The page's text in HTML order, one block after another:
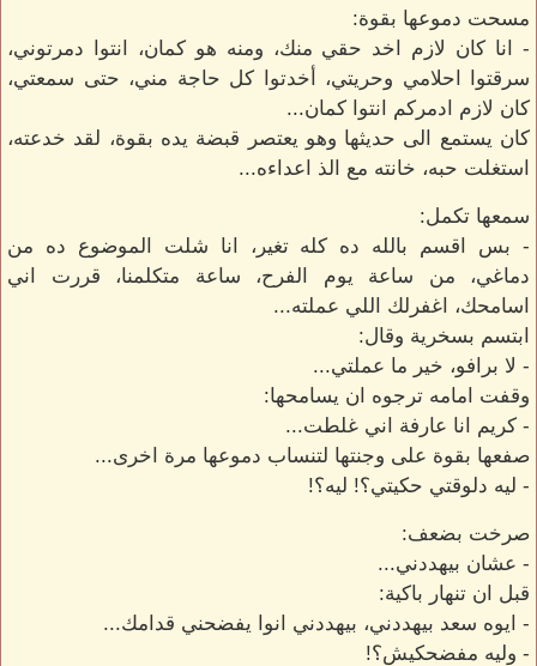
مسحت دموعها بقوة:
- انا كان لازم اخد حقي منك، ومنه هو كمان، انتوا دمرتوني،
سرقتوا احلامي وحريتي، أخدتوا كل حاجة مني، حتى سمعتي،
كان لازم ادمركم انتوا كمان...
كان يستمع الى حديثها وهو يعتصر قبضة يده بقوة، لقد خدعته،
استغلت حبه، خانته مع الذ اعداءه...
سمعها تكمل:
- بس اقسم بالله ده كله تغير، انا شلت الموضوع ده من
دماغي، من ساعة يوم الفرح، ساعة متكلمنا، قررت اني
اسامحك، اغفرلك اللي عملته...
ابتسم بسخرية وقال:
- لا برافو، خير ما عملتي...
وقفت امامه ترجوه ان يسامحها:
- كريم انا عارفة اني غلطت...
صفعها بقوة على وجنتها لتنساب دموعها مرة اخرى...
- ليه دلوقتي حكيتي؟! ليه؟!
صرخت بضعف:
- عشان بيهددني...
قبل ان تنهار باكية:
- ايوه سعد بيهددني، بيهددني انوا يفضحني قدامك...
- وليه مفضحكيش؟!